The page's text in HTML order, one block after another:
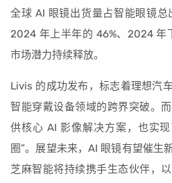
全球 AI 眼镜出货量占智能眼镜
2024 年上半年的 46%、2024 年
市场潜力持续释放。
Livis 的成功发布，标志着理想汽
智能穿戴设备领域的跨界突破。
供核心 AI 影像解决方案，也实
圈”。展望未来，AI 眼镜有望催生
芝麻智能将持续携手生态伙伴，